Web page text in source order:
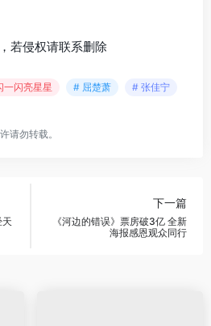
若侵权请联系删除
一闪亮星星 # 屈楚萧 # 张佳宁
请勿转载。
天
下一篇
《河边的错误》票房破3亿 全新
海报感恩观众同行